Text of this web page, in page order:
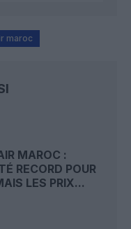
maroc
MAROC :
RECORD POUR
LES PRIX...